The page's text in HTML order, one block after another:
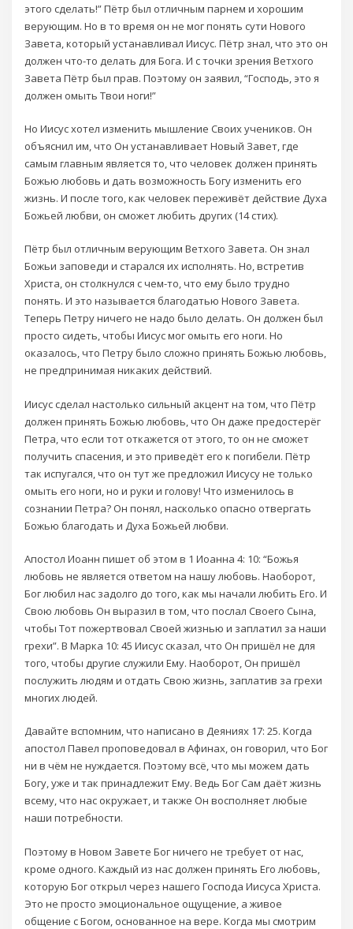
этого сделать!” Пётр был отличным парнем и хорошим
верующим. Но в то время он не мог понять сути Нового
Завета, который устанавливал Иисус. Пётр знал, что это он
должен что-то делать для Бога. И с точки зрения Ветхого
Завета Пётр был прав. Поэтому он заявил, “Господь, это я
должен омыть Твои ноги!”
Но Иисус хотел изменить мышление Своих учеников. Он
объяснил им, что Он устанавливает Новый Завет, где
самым главным является то, что человек должен принять
Божью любовь и дать возможность Богу изменить его
жизнь. И после того, как человек переживёт действие Духа
Божьей любви, он сможет любить других (14 стих).
Пётр был отличным верующим Ветхого Завета. Он знал
Божьи заповеди и старался их исполнять. Но, встретив
Христа, он столкнулся с чем-то, что ему было трудно
понять. И это называется благодатью Нового Завета.
Теперь Петру ничего не надо было делать. Он должен был
просто сидеть, чтобы Иисус мог омыть его ноги. Но
оказалось, что Петру было сложно принять Божью любовь,
не предпринимая никаких действий.
Иисус сделал настолько сильный акцент на том, что Пётр
должен принять Божью любовь, что Он даже предостерёг
Петра, что если тот откажется от этого, то он не сможет
получить спасения, и это приведёт его к погибели. Пётр
так испугался, что он тут же предложил Иисусу не только
омыть его ноги, но и руки и голову! Что изменилось в
сознании Петра? Он понял, насколько опасно отвергать
Божью благодать и Духа Божьей любви.
Апостол Иоанн пишет об этом в 1 Иоанна 4: 10: “Божья
любовь не является ответом на нашу любовь. Наоборот,
Бог любил нас задолго до того, как мы начали любить Его. И
Свою любовь Он выразил в том, что послал Своего Сына,
чтобы Тот пожертвовал Своей жизнью и заплатил за наши
грехи”. В Марка 10: 45 Иисус сказал, что Он пришёл не для
того, чтобы другие служили Ему. Наоборот, Он пришёл
послужить людям и отдать Свою жизнь, заплатив за грехи
многих людей.
Давайте вспомним, что написано в Деяниях 17: 25. Когда
апостол Павел проповедовал в Афинах, он говорил, что Бог
ни в чём не нуждается. Поэтому всё, что мы можем дать
Богу, уже и так принадлежит Ему. Ведь Бог Сам даёт жизнь
всему, что нас окружает, и также Он восполняет любые
наши потребности.
Поэтому в Новом Завете Бог ничего не требует от нас,
кроме одного. Каждый из нас должен принять Его любовь,
которую Бог открыл через нашего Господа Иисуса Христа.
Это не просто эмоциональное ощущение, а живое
общение с Богом, основанное на вере. Когда мы смотрим